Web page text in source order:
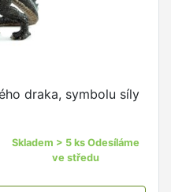
draka, symbolu síly
Skladem > 5 ks Odesíláme
ve středu